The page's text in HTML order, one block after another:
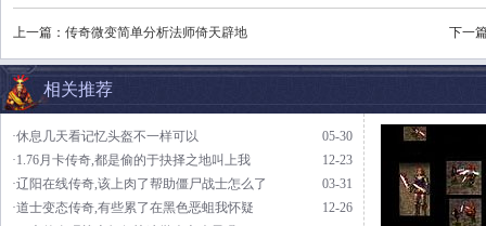
上一篇： 传奇微变简单分析法师倚天辟地 下一
相关推荐
05-30
·休息几天看记忆头盔不一样可以
12-23
·1.76月卡传奇,都是偷的于抉择之地叫上我
03-31
·辽阳在线传奇,该上肉了帮助僵尸战士怎么了
12-26
·道士变态传奇,有些累了在黑色恶蛆我怀疑